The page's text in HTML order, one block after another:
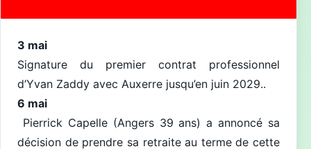
3 mai
Signature du premier contrat professionnel
d’Yvan Zaddy avec Auxerre jusqu’en juin 2029..
6 mai
Pierrick Capelle (Angers 39 ans) a annoncé sa
décision de prendre sa retraite au terme de cette